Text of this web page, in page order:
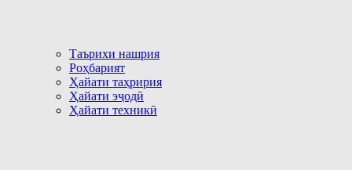
Таърихи нашрия
Роҳбарият
Ҳайати таҳририя
Ҳайати эҷодӣ
Ҳайати техникӣ